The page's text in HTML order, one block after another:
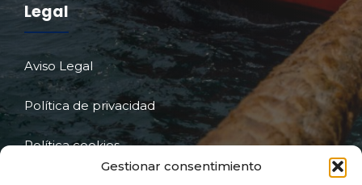
Gestionar consentimiento
Legal
Aviso Legal
Política de privacidad
Política cookies